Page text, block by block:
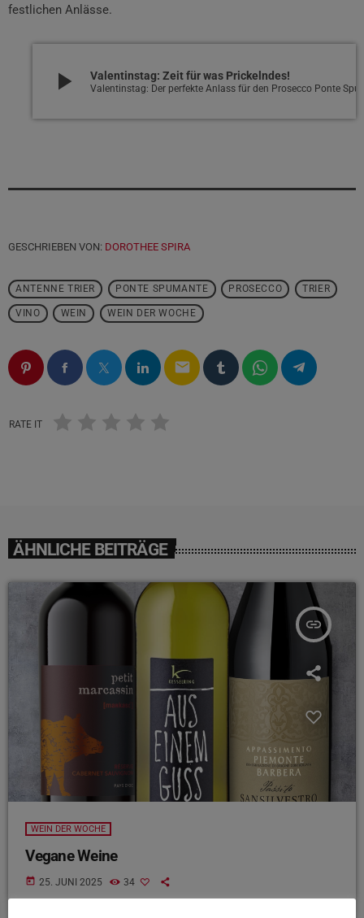
festlichen Anlässe.
play_arrow Valentinstag: Zeit für was Prickelndes!
GESCHRIEBEN VON: DOROTHEE SPIRA
ANTENNE TRIER PONTE SPUMANTE PROSECCO TRIER
VINO WEIN WEIN DER WOCHE
email
RATE IT
ÄHNLICHE BEITRÄGE
insert_link
WEIN DER WOCHE
Vegane Weine
today 25. JUNI 2025 34